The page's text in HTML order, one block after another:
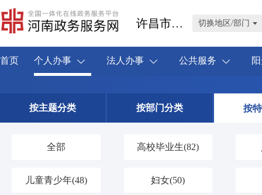
许昌市禹州市 切换地区/部门
首页 个人办事 法人办事 公共服务
按主题分类 按部门分类 按
全部 高校毕业生(82)
儿童青少年(48) 妇女(50)